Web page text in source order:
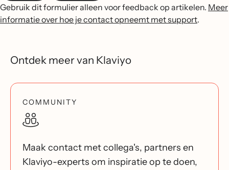
Gebruik dit formulier alleen voor feedback op artikelen. Meer
informatie over hoe je contact opneemt met support.
Ontdek meer van Klaviyo
COMMUNITY
Maak contact met collega's, partners en
Klaviyo-experts om inspiratie op te doen,